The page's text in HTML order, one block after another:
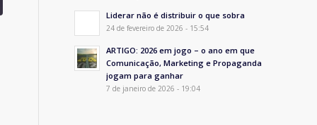
Liderar não é distribuir o que sobra
24 de fevereiro de 2026 - 15:54
ARTIGO: 2026 em jogo – o ano em que
Comunicação, Marketing e Propaganda
jogam para ganhar
7 de janeiro de 2026 - 19:04